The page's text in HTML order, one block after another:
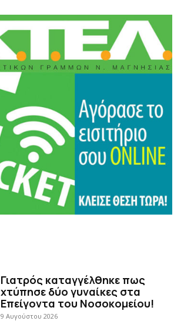
Γιατρός καταγγέλθηκε πως
χτύπησε δύο γυναίκες στα
Επείγοντα του Νοσοκομείου!
9 Αυγούστου 2026